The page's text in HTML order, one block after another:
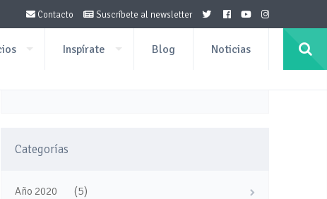
Contacto Suscríbete al newsletter
Inspírate Blog Noticias
Categorías
Año 2020 (5)